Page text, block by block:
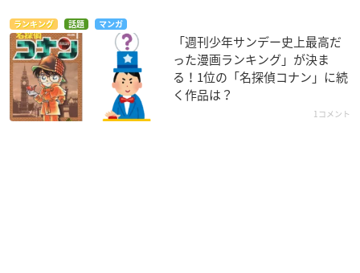
ランキング 話題 マンガ
「週刊少年サンデー史上最高だ
った漫画ランキング」が決ま
る！1位の「名探偵コナン」に続
く作品は？
1コメント